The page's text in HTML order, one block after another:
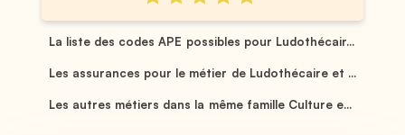
La liste des codes APE possibles pour Ludothécair...
Les assurances pour le métier de Ludothécaire et ...
Les autres métiers dans la même famille Culture e...